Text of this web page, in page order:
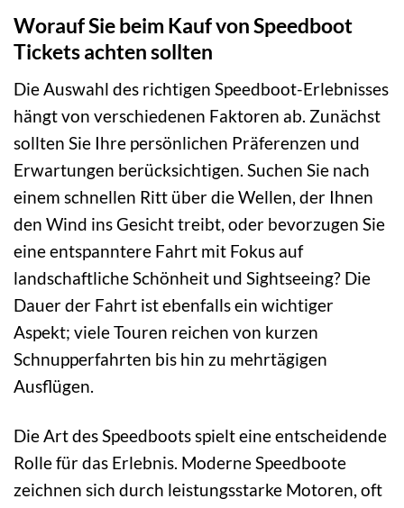
Worauf Sie beim Kauf von Speedboot
Tickets achten sollten
Die Auswahl des richtigen Speedboot-Erlebnisses
hängt von verschiedenen Faktoren ab. Zunächst
sollten Sie Ihre persönlichen Präferenzen und
Erwartungen berücksichtigen. Suchen Sie nach
einem schnellen Ritt über die Wellen, der Ihnen
den Wind ins Gesicht treibt, oder bevorzugen Sie
eine entspanntere Fahrt mit Fokus auf
landschaftliche Schönheit und Sightseeing? Die
Dauer der Fahrt ist ebenfalls ein wichtiger
Aspekt; viele Touren reichen von kurzen
Schnupperfahrten bis hin zu mehrtägigen
Ausflügen.
Die Art des Speedboots spielt eine entscheidende
Rolle für das Erlebnis. Moderne Speedboote
zeichnen sich durch leistungsstarke Motoren, oft